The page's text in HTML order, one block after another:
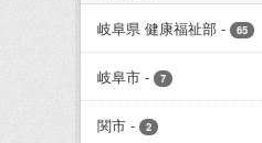
岐阜県 健康福祉部 - 65
岐阜市 - 7
関市 - 2